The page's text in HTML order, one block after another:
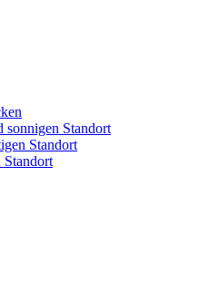
sonnigen Standort
Standort
Standort